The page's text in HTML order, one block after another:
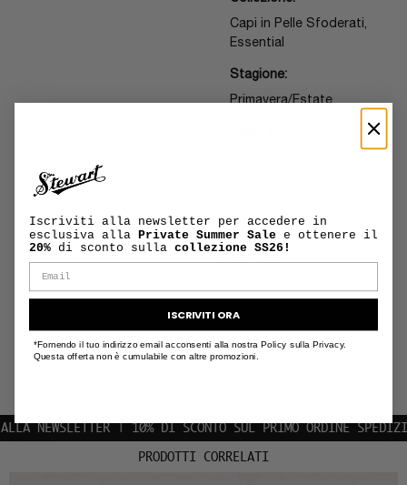
Capi in Pelle Sfoderati,
Essential
Stagione:
Primavera/Estate
MANUTENZIONE
E CURA DEL
PRODOTTO
INFORMAZIONI
SU SPEDIZIONI
E RESI
+
| 10% DI SCONTO SUL PRIMO ORDINESPEDIZIONI
PRODOTTI CORRELATI
Iscriviti alla newsletter per accedere in
esclusiva alla Private Summer Sale e ottenere il
20% di sconto sulla collezione SS26!
ISCRIVITI ORA
*Fornendo il tuo indirizzo email acconsenti alla nostra Policy sulla Privacy.
Questa offerta non è cumulabile con altre promozioni.